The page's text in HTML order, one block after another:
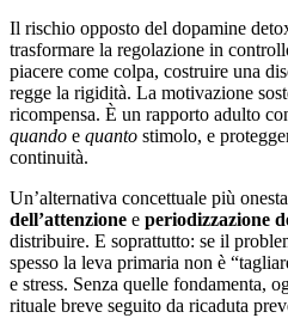
Il rischio opposto del dopamine
trasformare la regolazione in
piacere come colpa, costruire una
regge la rigidità. La motivazione
ricompensa. È un rapporto adulto
quando e quanto stimolo, e
continuità.
Un’alternativa concettuale più
dell’attenzione e periodizzazione
distribuire. E soprattutto: se il
spesso la leva primaria non è
e stress. Senza quelle fondamenta,
rituale breve seguito da ricaduta